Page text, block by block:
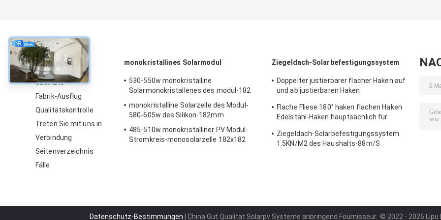
über
Über uns
Fabrik-Ausflug
Qualitätskontrolle
Treten Sie mit uns in
Verbindung
Seitenverzeichnis
Fälle
monokristallines Solarmodul
530-550w monokristalline
Solarmonokristallenes des modul-182
monokristalline Solarzelle des Modul-
580-605w des Silikon-182mm
485-510w monokristalliner PV Modul-
Stromkreis-monosolarzelle 182x182
Ziegeldach-Solarbefestigungssystem
Doppelter justierbarer flacher Haken auf
und ab justierbaren Haken
Flache Fliese 180° haken flachen Haken
Edelstahl-Haken hauptsächlich für
Ziegeldach-Solarbefestigungssystem
1.5KN/M2 des Haushalts-88m/S
Datenschutz-Bestimmungen | China Gut Qualität Solarpv Systeme anbringend Fournisseur. © 2022 - 2026 Lipu